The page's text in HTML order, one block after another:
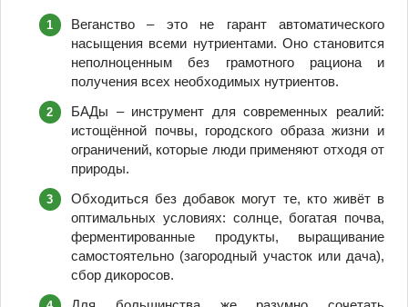
Веганство – это не гарант автоматического
насыщения всеми нутриентами. Оно становится
неполноценным без грамотного рациона и
получения всех необходимых нутриентов.
БАДы – инструмент для современных реалий:
истощённой почвы, городского образа жизни и
ограничений, которые люди применяют отходя от
природы.
Обходиться без добавок могут те, кто живёт в
оптимальных условиях: солнце, богатая почва,
ферментированные продукты, выращивание
самостоятельно (загородный участок или дача),
сбор дикоросов.